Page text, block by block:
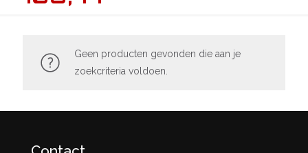
Geen producten gevonden die aan je
zoekcriteria voldoen.